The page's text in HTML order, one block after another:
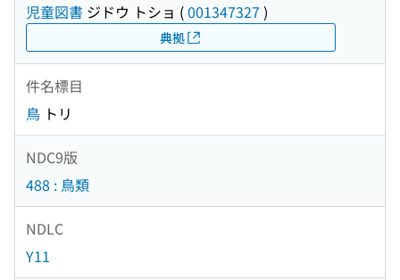
児童図書 ジドウ トショ (001347327 )
典拠
件名標目
鳥 トリ
NDC9版
488 : 鳥類
NDLC
Y11